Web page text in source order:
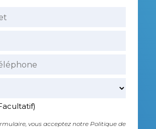
vous acceptez notre Politique de